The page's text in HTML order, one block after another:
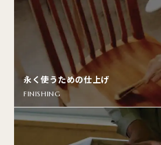
永く使うための仕上げ
FINISHING